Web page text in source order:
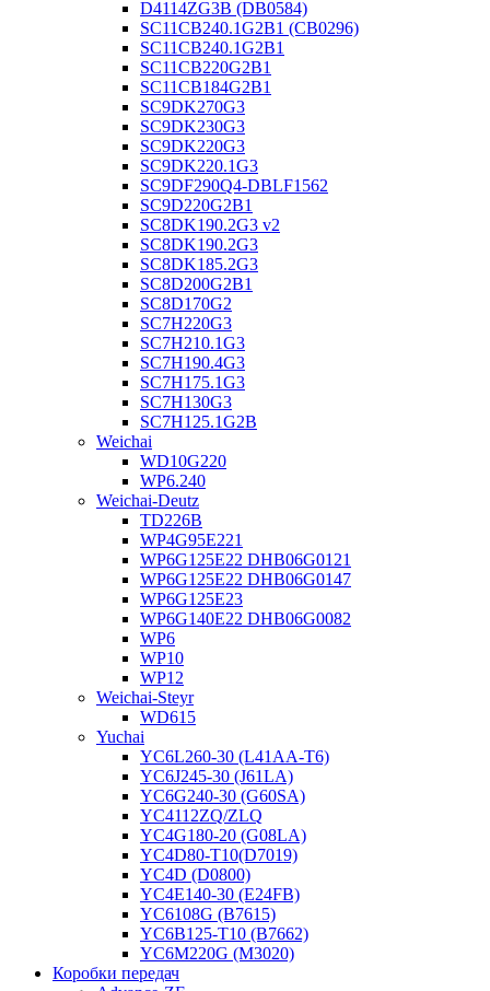
D4114ZG3B (DB0584)
SC11CB240.1G2B1 (CB0296)
SC11CB240.1G2B1
SC11CB220G2B1
SC11CB184G2B1
SC9DK270G3
SC9DK230G3
SC9DK220G3
SC9DK220.1G3
SC9DF290Q4-DBLF1562
SC9D220G2B1
SC8DK190.2G3 v2
SC8DK190.2G3
SC8DK185.2G3
SC8D200G2B1
SC8D170G2
SC7H220G3
SC7H210.1G3
SC7H190.4G3
SC7H175.1G3
SC7H130G3
SC7H125.1G2B
Weichai
WD10G220
WP6.240
Weichai-Deutz
TD226B
WP4G95E221
WP6G125E22 DHB06G0121
WP6G125E22 DHB06G0147
WP6G125E23
WP6G140E22 DHB06G0082
WP6
WP10
WP12
Weichai-Steyr
WD615
Yuchai
YC6L260-30 (L41AA-T6)
YC6J245-30 (J61LA)
YC6G240-30 (G60SA)
YC4112ZQ/ZLQ
YC4G180-20 (G08LA)
YC4D80-T10(D7019)
YC4D (D0800)
YC4E140-30 (E24FB)
YC6108G (B7615)
YC6B125-T10 (B7662)
YC6M220G (M3020)
Коробки передач